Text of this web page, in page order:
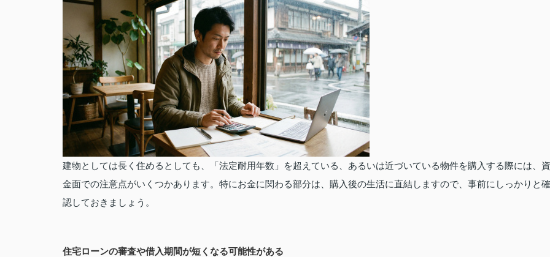
建物としては長く住めるとしても、「法定耐用年数」を超えている、あるいは近づいている物件を購入する際には、資
金面での注意点がいくつかあります。特にお金に関わる部分は、購入後の生活に直結しますので、事前にしっかりと確
認しておきましょう。
住宅ローンの審査や借入期間が短くなる可能性がある